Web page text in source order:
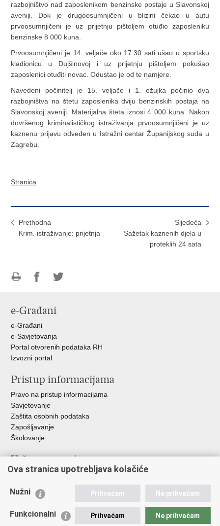
razbojništvo nad zaposlenikom benzinske postaje u Slavonskoj
aveniji. Dok je drugoosumnjičeni u blizini čekao u autu
prvoosumnjičeni je uz prijetnju pištoljem otuđio zaposleniku
benzinske 8 000 kuna.
Prvoosumnjičeni je 14. veljače oko 17.30 sati ušao u sportsku
kladionicu u Dujšinovoj i uz prijetnju pištoljem pokušao
zaposlenici otuđiti novac. Odustao je od te namjere.
Navedeni počinitelj je 15. veljače i 1. ožujka počinio dva
razbojništva na štetu zaposlenika dviju benzinskih postaja na
Slavonskoj aveniji. Materijalna šteta iznosi 4 000 kuna. Nakon
dovršenog kriminalističkog istraživanja prvoosumnjičeni je uz
kaznenu prijavu odveden u Istražni centar Županijskog suda u
Zagrebu.
Stranica
Prethodna
Krim. istraživanje: prijetnja
Sljedeća
Sažetak kaznenih djela u
proteklih 24 sata
FacebookuTwitteru
e-Građani
e-Građani
e-Savjetovanja
Portal otvorenih podataka RH
Izvozni portal
Pristup informacijama
Pravo na pristup informacijama
Savjetovanje
Zaštita osobnih podataka
Zapošljavanje
Školovanje
Važne poveznice
Ministarstvo unutarnjih poslova
Udruge
Policijska akademija
Ova stranica upotrebljava kolačiće
Nužni Prihvaćam Ne prihvaćam
Funkcionalni Prihvaćam Ne prihvaćam